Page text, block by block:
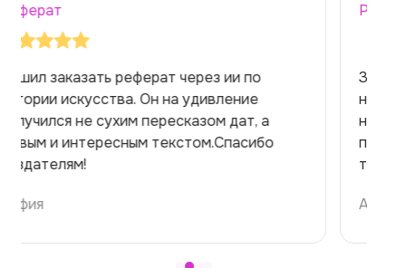
Реферат
Заказывала реферат с помощью нейросети
на медицинскую тему. Ожидала худшего,
но справилась. Термины использовала
правильно. Для быстрого ознакомления с
темой — идеально.
Алина